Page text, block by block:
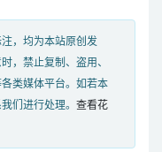
，均为本站原创发
，禁止复制、盗用、
类媒体平台。如若本
们进行处理。 查看花